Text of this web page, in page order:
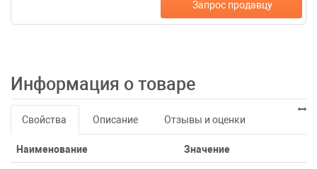
Запрос продавцу
Информация о товаре
Свойства Описание Отзывы и оценки
Наименование Значение